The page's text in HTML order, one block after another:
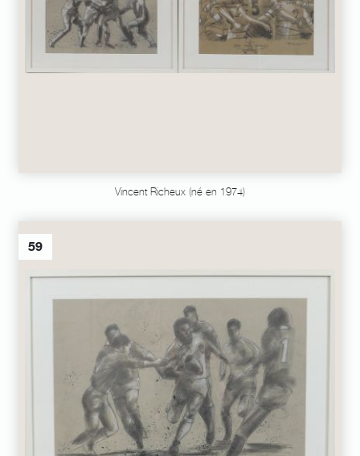
Vincent Richeux (né en 1974)
59